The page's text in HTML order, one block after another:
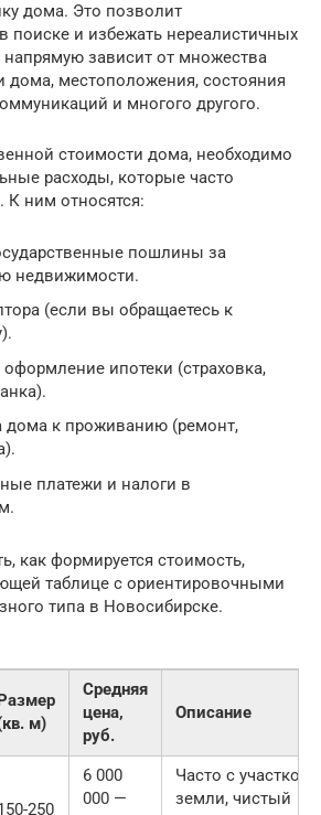
дома. Это позволит
поиске и избежать нереалистичных
зависит от множества
дома, местоположения, состояния
и многого другого.
стоимости дома, необходимо
расходы, которые часто
ним относятся:
пошлины за
недвижимости.
(если вы обращаетесь к
ипотеки (страховка,
дома к проживанию (ремонт,
платежи и налоги в
как формируется стоимость,
таблице с ориентировочными
типа в Новосибирске.
м)
Средняя
цена,
руб.
Описание
250
6 000
000 —
Часто с участком
земли, чистый